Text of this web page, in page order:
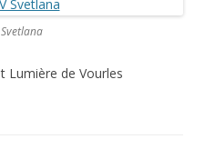
Svetlana
Lumière de Vourles